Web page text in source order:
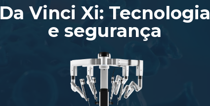
Da Vinci Xi: Tecnologia
e segurança